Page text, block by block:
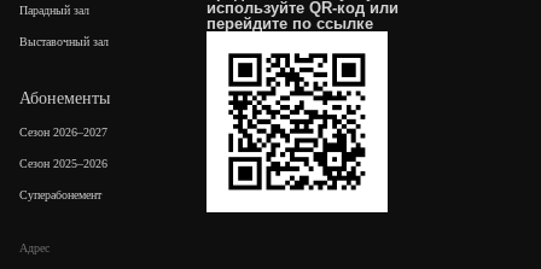
Адрес
Парадный зал
Выставочный зал
Абонементы
Сезон 2026–2027
Сезон 2025–2026
Суперабонемент
используйте QR-код или
перейдите по ссылке